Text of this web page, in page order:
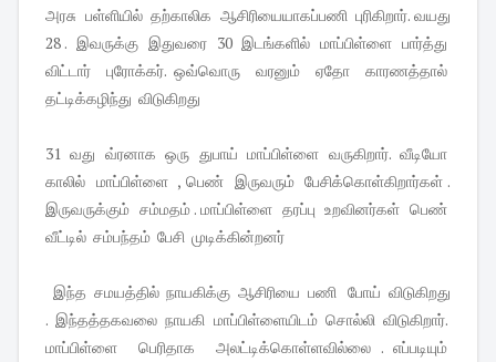
அரசு பள்ளியில் தற்காலிக ஆசிரியையாகப்பணி புரிகிறார். வயது
28 . இவருக்கு இதுவரை 30 இடங்களில் மாப்பிள்ளை பார்த்து
விட்டார் புரோக்கர். ஒவ்வொரு வரனும் ஏதோ காரணத்தால்
தட்டிக்கழிந்து விடுகிறது
31 வது வ்ரனாக ஒரு துபாய் மாப்பிள்ளை வருகிறார். வீடியோ
காலில் மாப்பிள்ளை , பெண் இருவரும் பேசிக்கொள்கிறார்கள் .
இருவருக்கும் சம்மதம் . மாப்பிள்ளை தரப்பு உறவினர்கள் பெண்
வீட்டில் சம்பந்தம் பேசி முடிக்கின்றனர்
இந்த சமயத்தில் நாயகிக்கு ஆசிரியை பணி போய் விடுகிறது
. இந்தத்தகவலை நாயகி மாப்பிள்ளையிடம் சொல்லி விடுகிறார்.
மாப்பிள்ளை பெரிதாக அலட்டிக்கொள்ளவில்லை . எப்படியும்